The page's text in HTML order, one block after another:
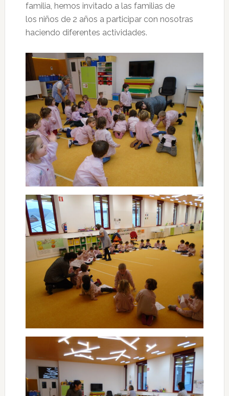
familia, hemos invitado a las familias de
los niños de 2 años a participar con nosotras
haciendo diferentes actividades.